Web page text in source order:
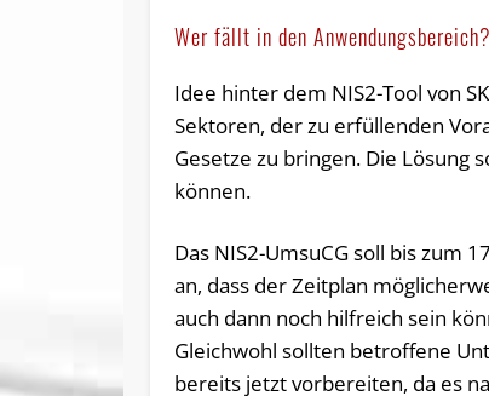
Wer fällt in den
Idee hinter dem NIS2-Tool von
Sektoren, der zu erfüllenden
Gesetze zu bringen. Die Lösung
können.
Das NIS2-UmsuCG soll bis zum
an, dass der Zeitplan
auch dann noch hilfreich sein
Gleichwohl sollten betroffene
bereits jetzt vorbereiten, da es